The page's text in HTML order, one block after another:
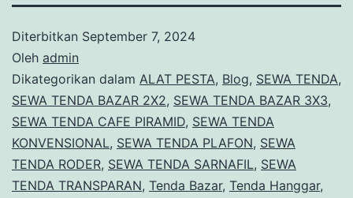
Diterbitkan September 7, 2024
Oleh admin
Dikategorikan dalam ALAT PESTA, Blog, SEWA TENDA,
SEWA TENDA BAZAR 2X2, SEWA TENDA BAZAR 3X3,
SEWA TENDA CAFE PIRAMID, SEWA TENDA
KONVENSIONAL, SEWA TENDA PLAFON, SEWA
TENDA RODER, SEWA TENDA SARNAFIL, SEWA
TENDA TRANSPARAN, Tenda Bazar, Tenda Hanggar,